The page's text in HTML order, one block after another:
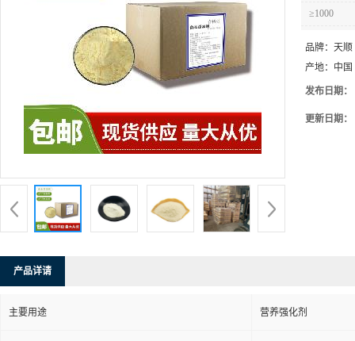
≥1000
品牌： 天顺
产地： 中国
发布日期：
更新日期：
产品详请
主要用途 营养强化剂